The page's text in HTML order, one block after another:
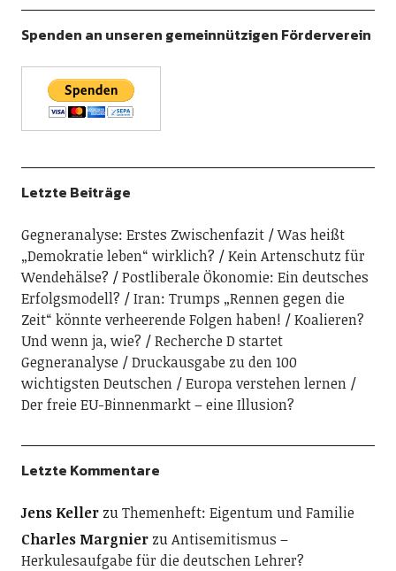
Spenden an unseren gemeinnützigen Förderverein
Letzte Beiträge
Gegneranalyse: Erstes Zwischenfazit
Was heißt
„Demokratie leben“ wirklich?
Kein Artenschutz für
Wendehälse?
Postliberale Ökonomie: Ein deutsches
Erfolgsmodell?
Iran: Trumps „Rennen gegen die
Zeit“ könnte verheerende Folgen haben!
Koalieren?
Und wenn ja, wie?
Recherche D startet
Gegneranalyse
Druckausgabe zu den 100
wichtigsten Deutschen
Europa verstehen lernen
Der freie EU-Binnenmarkt – eine Illusion?
Letzte Kommentare
Jens KellerzuThemenheft: Eigentum und Familie
Charles MargnierzuAntisemitismus –
Herkulesaufgabe für die deutschen Lehrer?